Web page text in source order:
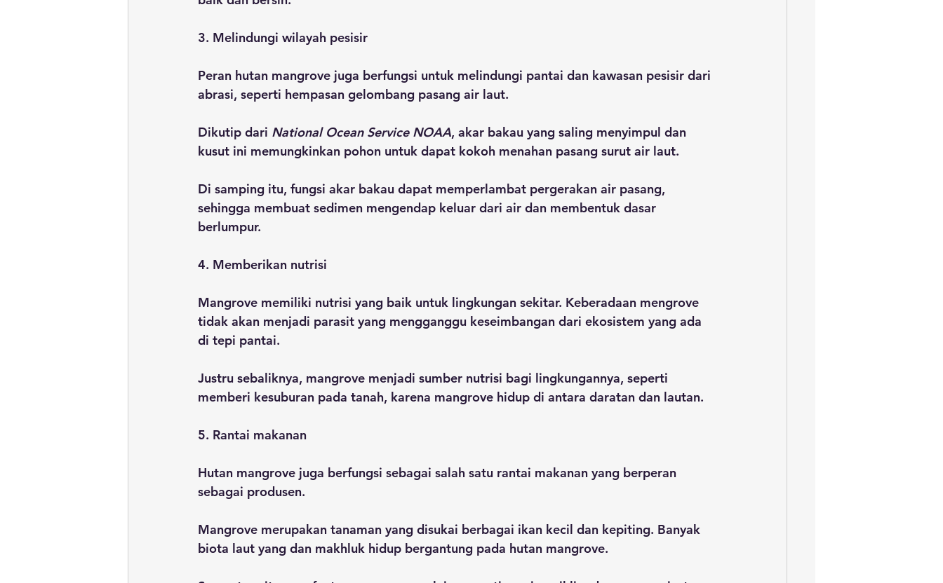
3. Melindungi wilayah pesisir
Peran hutan mangrove juga berfungsi untuk melindungi pantai dan kawasan pesisir dari
abrasi, seperti hempasan gelombang pasang air laut.
Dikutip dari National Ocean Service NOAA, akar bakau yang saling menyimpul dan
kusut ini memungkinkan pohon untuk dapat kokoh menahan pasang surut air laut.
Di samping itu, fungsi akar bakau dapat memperlambat pergerakan air pasang,
sehingga membuat sedimen mengendap keluar dari air dan membentuk dasar
berlumpur.
4. Memberikan nutrisi
Mangrove memiliki nutrisi yang baik untuk lingkungan sekitar. Keberadaan mengrove
tidak akan menjadi parasit yang mengganggu keseimbangan dari ekosistem yang ada
di tepi pantai.
Justru sebaliknya, mangrove menjadi sumber nutrisi bagi lingkungannya, seperti
memberi kesuburan pada tanah, karena mangrove hidup di antara daratan dan lautan.
5. Rantai makanan
Hutan mangrove juga berfungsi sebagai salah satu rantai makanan yang berperan
sebagai produsen.
Mangrove merupakan tanaman yang disukai berbagai ikan kecil dan kepiting. Banyak
biota laut yang dan makhluk hidup bergantung pada hutan mangrove.